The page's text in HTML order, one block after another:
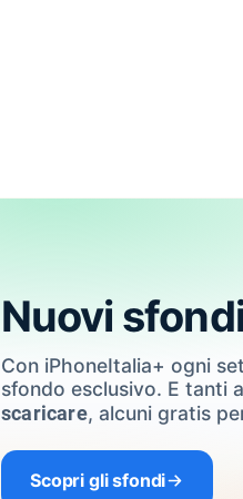
Nuovi
Con iPhoneItalia+ ogni
sfondo esclusivo. E tanti
scaricare, alcuni gratis
Scopri gli sfondi